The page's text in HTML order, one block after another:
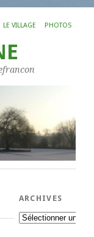
LE VILLAGE PHOTOS
ARCHIVES
Archives